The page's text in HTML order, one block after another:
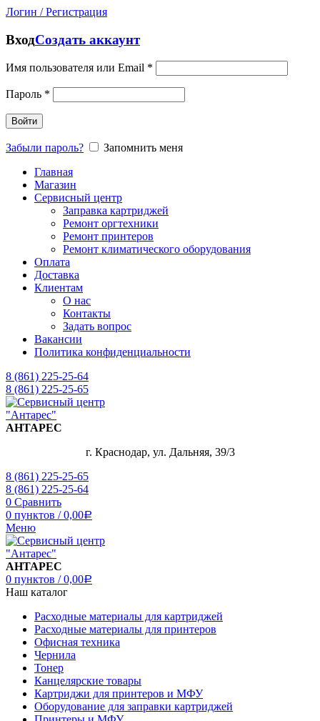
Логин / Регистрация
ВходСоздать аккаунт
Имя пользователя или Email *
Пароль *
Войти
Забыли пароль?
Запомнить меня
Главная
Магазин
Сервисный центр
Заправка картриджей
Ремонт оргтехники
Ремонт принтеров
Ремонт климатического оборудования
Оплата
Доставка
Клиентам
О нас
Контакты
Задать вопрос
Вакансии
Политика конфиденциальности
8 (861) 225-25-64
8 (861) 225-25-65
АНТАРЕС
г. Краснодар, ул. Дальняя, 39/3
8 (861) 225-25-65
8 (861) 225-25-64
0 Сравнить
0 пунктов / 0,00Р
Меню
АНТАРЕС
0 пунктов / 0,00Р
Наш каталог
Расходные материалы для картриджей
Расходные материалы для принтеров
Офисная техника
Чернила
Тонер
Канцелярские товары
Картриджи для принтеров и МФУ
Оборудование для заправки картриджей